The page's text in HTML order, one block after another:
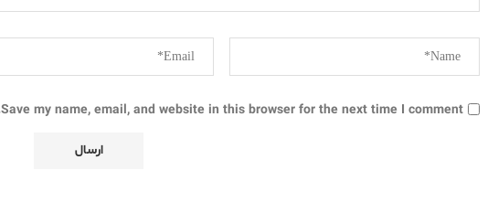
Save my name, email, and website in this browser for the next time I comment.